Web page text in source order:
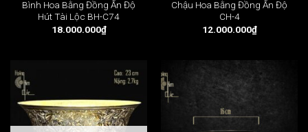
Bình Hoa Bằng Đồng Ấn Độ
Hút Tài Lộc BH-C74
18.000.000₫
Chậu Hoa Bằng Đồng Ấn Độ
CH-4
12.000.000₫